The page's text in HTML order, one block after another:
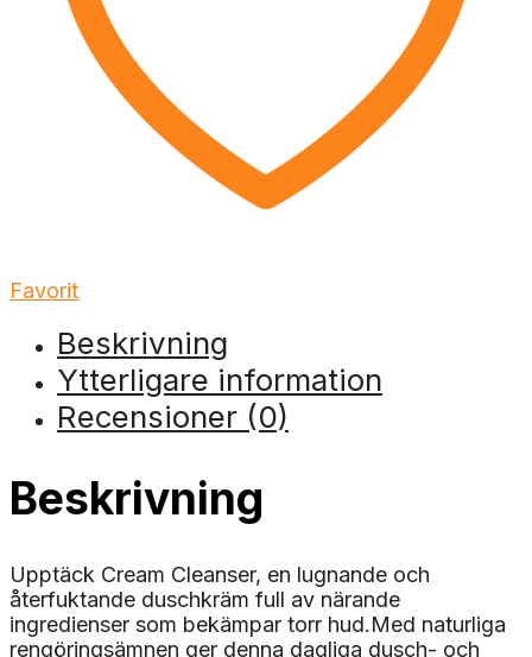
Favorit
Beskrivning
Ytterligare information
Recensioner (0)
Beskrivning
Upptäck Cream Cleanser, en lugnande och
återfuktande duschkräm full av närande
ingredienser som bekämpar torr hud.Med naturliga
rengöringsämnen ger denna dagliga dusch- och